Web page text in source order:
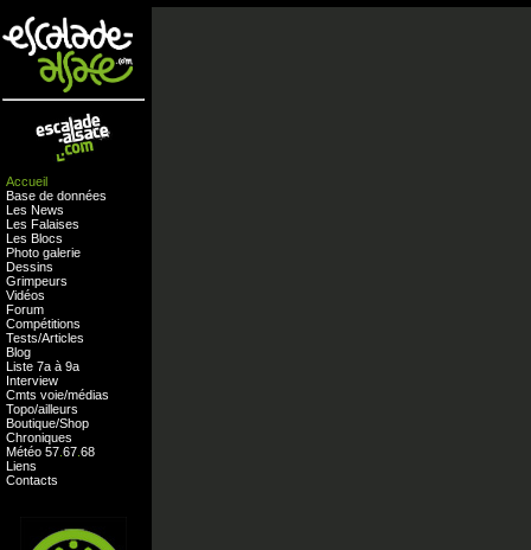
Accueil
Base de données
Les News
Les Falaises
Les Blocs
Photo galerie
Dessins
Grimpeurs
Vidéos
Forum
Compétitions
Tests/Articles
Blog
Liste 7a à 9a
Interview
Cmts voie/médias
Topo/ailleurs
Boutique/Shop
Chroniques
Météo 57 67 68
Liens
Contacts